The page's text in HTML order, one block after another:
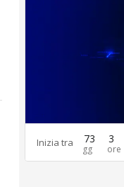
Inizia tra 73 3